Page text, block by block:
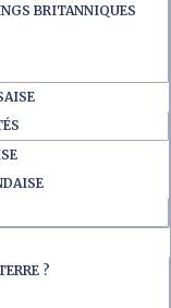
BRITANNIQUES
?